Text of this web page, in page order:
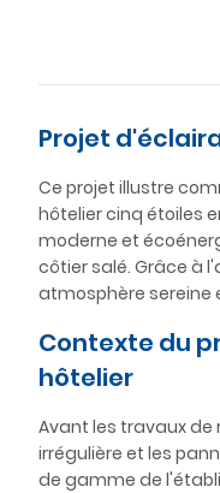
Projet
Ce projet illustre
hôtelier cinq étoiles
moderne et
côtier salé. Grâce à
atmosphère sereine
Contexte du
hôtelier
Avant les travaux
irrégulière et les
de gamme de